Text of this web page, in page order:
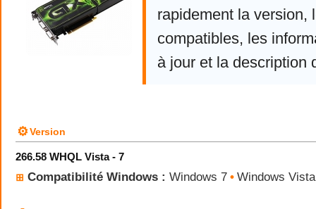
rapidement la version,
compatibles, les
à jour et la description
⚙Version
266.58 WHQL Vista - 7
⊞ Compatibilité Windows : Windows 7 • Windows Vista